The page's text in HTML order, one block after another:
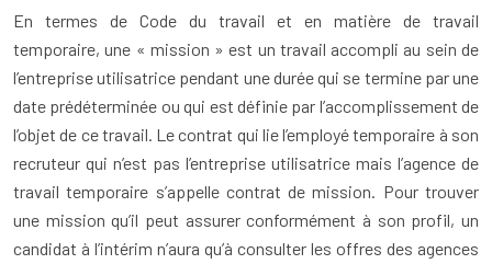
En termes de Code du travail et en matière de travail
temporaire, une « mission » est un travail accompli au sein de
l’entreprise utilisatrice pendant une durée qui se termine par une
date prédéterminée ou qui est définie par l’accomplissement de
l’objet de ce travail. Le contrat qui lie l’employé temporaire à son
recruteur qui n’est pas l’entreprise utilisatrice mais l’agence de
travail temporaire s’appelle contrat de mission. Pour trouver
une mission qu’il peut assurer conformément à son profil, un
candidat à l’intérim n’aura qu’à consulter les offres des agences